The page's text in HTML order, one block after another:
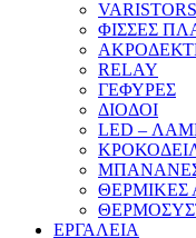
VARISTORS
ΦΙΣΣΕΣ
RELAY
ΓΕΦΥΡΕΣ
ΔΙΟΔΟΙ
LED –
ΘΕΡΜΙΚΕΣ
ΕΡΓΑΛΕΙΑ